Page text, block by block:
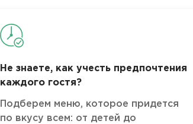
Не знаете, как учесть предпочтения
каждого гостя?
Подберем меню, которое придется
по вкусу всем: от детей до